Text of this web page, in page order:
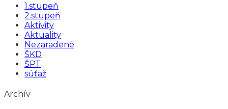
1.stupeň
2.stupeň
Aktivity
Aktuality
Nezaradené
ŠKD
ŠPT
súťaž
Archív